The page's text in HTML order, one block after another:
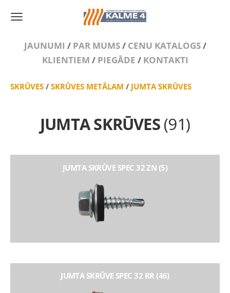
JAUNUMI / PAR MUMS/ CENU KATALOGS/
KLIENTIEM / PIEGĀDE / KONTAKTI
SKRŪVES / SKRŪVES METĀLAM / JUMTA SKRŪVES
JUMTA SKRŪVES(91)
JUMTA SKRŪVE SPEC 32 ZN (5)
JUMTA SKRŪVE SPEC 32 RR (46)